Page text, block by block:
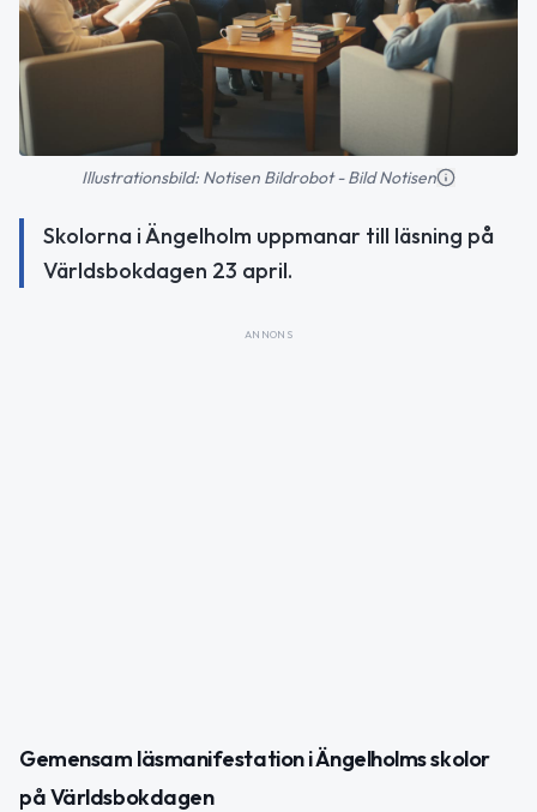
Illustrationsbild: Notisen Bildrobot - Bild Notisen
Skolorna i Ängelholm uppmanar till läsning på
Världsbokdagen 23 april.
ANNONS
Gemensam läsmanifestation i Ängelholms skolor
på Världsbokdagen